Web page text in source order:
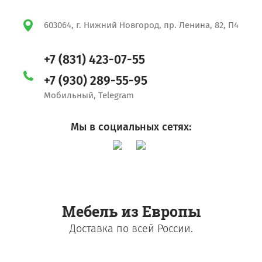
Мебель из Европы
Доставка по всей России.
603064, г. Нижний Новгород, пр. Ленина, 82, П4
+7 (831) 423-07-55
+7 (930) 289-55-95
Мобильный, Telegram
Мы в социальных сетях: